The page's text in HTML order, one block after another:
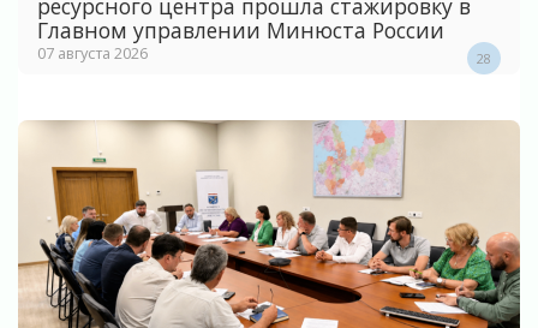
Главном управлении Минюста России
07 августа 2026 28